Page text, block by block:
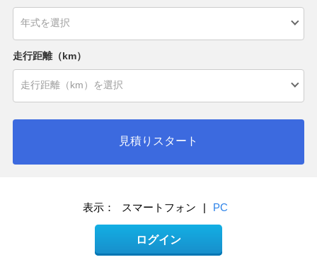
走行距離（km）
見積りスタート
表示： スマートフォン | PC
ログイン